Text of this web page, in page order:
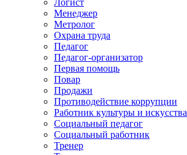
Логист
Менеджер
Метролог
Охрана труда
Педагог
Педагог-организатор
Первая помощь
Повар
Продажи
Противодействие коррупции
Работник культуры и искусства
Социальный педагог
Социальный работник
Тренер